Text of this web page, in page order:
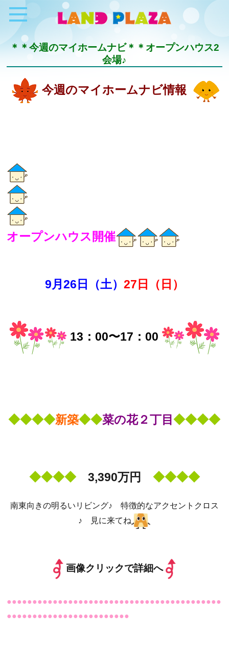
＊＊今週のマイホームナビ＊＊オープンハウス2
会場♪
今週のマイホームナビ情報
オープンハウス開催
9月26 日（土） 27日（日）
13：00〜17： 00
◆◆◆◆新築◆◆菜の花２丁目◆◆◆◆
◆◆◆◆ 3,390万円 ◆◆◆◆
南東向きの明るいリビング♪ 特徴的なアクセントクロス
♪ 見に来てね
画像クリックで詳細へ
●●●●●●●●●●●●●●●●●●●●●●●●●●●●●●●●●●●●●●●●●●
●●●●●●●●●●●●●●●●●●●●●●●●